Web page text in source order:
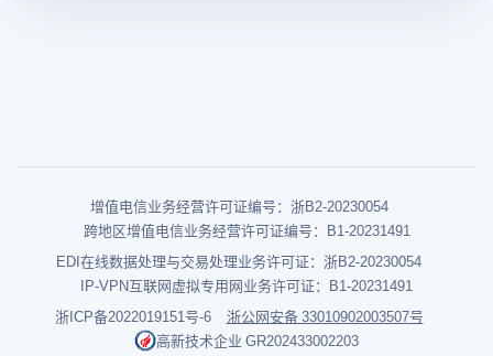
增值电信业务经营许可证编号：浙B2-20230054
跨地区增值电信业务经营许可证编号：B1-20231491
EDI在线数据处理与交易处理业务许可证：浙B2-20230054
IP-VPN互联网虚拟专用网业务许可证：B1-20231491
浙ICP备2022019151号-6
浙公网安备 33010902003507号
高新技术企业 GR202433002203